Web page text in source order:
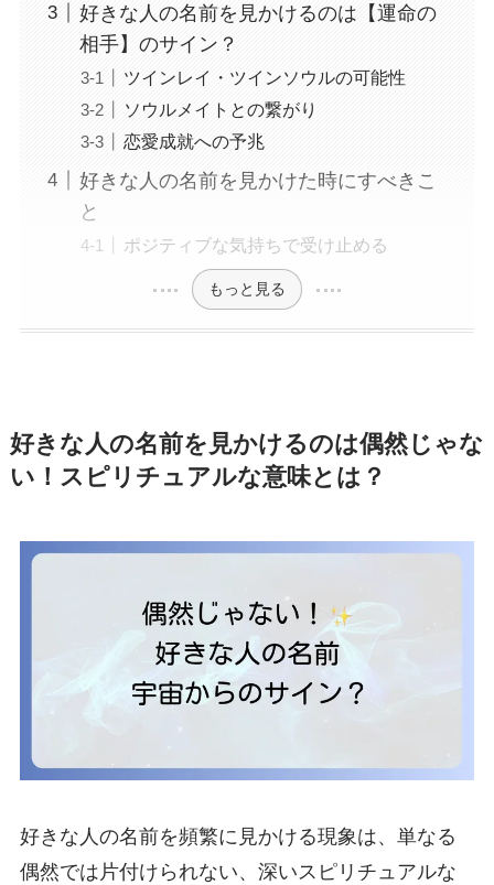
好きな人の名前を見かけるのは【運命の
相手】のサイン？
ツインレイ・ツインソウルの可能性
ソウルメイトとの繋がり
恋愛成就への予兆
好きな人の名前を見かけた時にすべきこ
と
ポジティブな気持ちで受け止める
もっと見る
好きな人の名前を見かけるのは偶然じゃな
い！スピリチュアルな意味とは？
好きな人の名前を頻繁に見かける現象は、単なる
偶然では片付けられない、深いスピリチュアルな